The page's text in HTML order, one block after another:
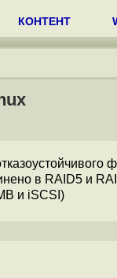
КОНТЕНТ
в RAID5 и
и iSCSI)